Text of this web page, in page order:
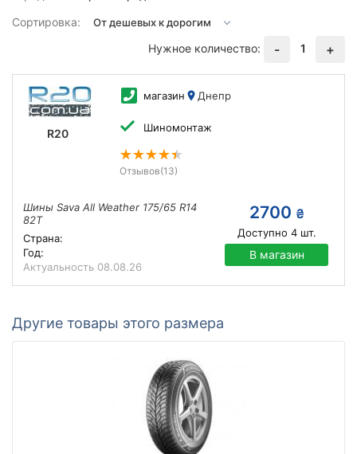
Сортировка:
Нужное количество:
- 1 +
R20
магазин Днепр
Шиномонтаж
Отзывов(13)
Шины Sava All Weather 175/65 R14
82T
Страна:
Год:
Актуальность 08.08.26
2700 ₴
Доступно 4шт.
В магазин
Другие товары этого размера